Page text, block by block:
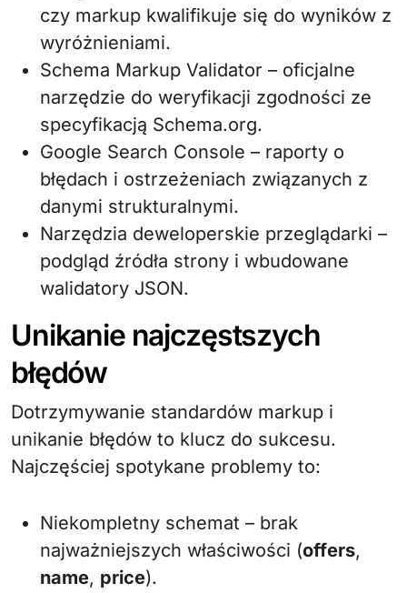
czy markup kwalifikuje się do wyników z
wyróżnieniami.
Schema Markup Validator – oficjalne
narzędzie do weryfikacji zgodności ze
specyfikacją Schema.org.
Google Search Console – raporty o
błędach i ostrzeżeniach związanych z
danymi strukturalnymi.
Narzędzia deweloperskie przeglądarki –
podgląd źródła strony i wbudowane
walidatory JSON.
Unikanie najczęstszych
błędów
Dotrzymywanie standardów markup i
unikanie błędów to klucz do sukcesu.
Najczęściej spotykane problemy to:
Niekompletny schemat – brak
najważniejszych właściwości (offers,
name, price).